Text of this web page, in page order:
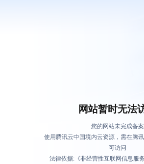
网站暂时无法
您的网站未完成备案
使用腾讯云中国境内云资源，需在腾
可访问
法律依据:《非经营性互联网信息服